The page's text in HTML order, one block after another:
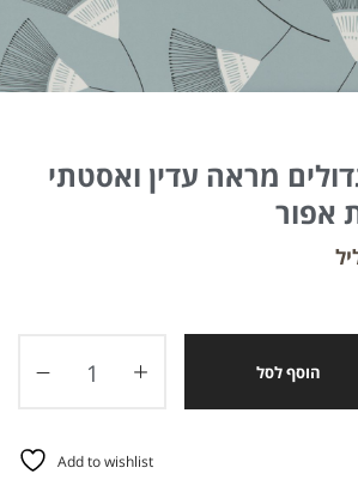
מראה עדין ואסטתי
אפור
הוסף לסל
Add to wishlist